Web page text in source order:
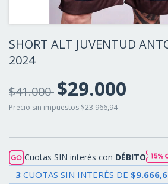
SHORT ALT JUVENTUD
2024
$41.000 $29.000
Precio sin impuestos $23.966,94
Cuotas SIN interés con DÉBITO
3 CUOTAS SIN INTERÉS DE